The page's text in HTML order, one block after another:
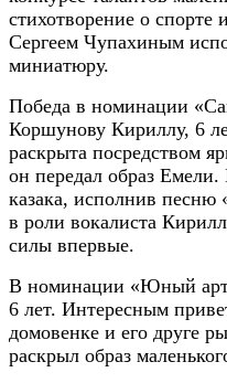
стихотворение о спорте
Сергеем Чупахиным
миниатюру.
Победа в номинации
Коршунову Кириллу, 6
раскрыта посредством
он передал образ
казака, исполнив песню
в роли вокалиста
силы впервые.
В номинации «Юный
6 лет. Интересным
домовенке и его друге
раскрыл образ